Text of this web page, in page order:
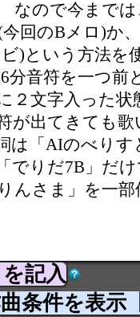
ので今までは
回のBメロ)か
)という方法を
音符を一つ前
２文字入った状
が出てきても歌
AIのべりす
でりだ7B」だ
んさま」を一部
記入
条件を表示